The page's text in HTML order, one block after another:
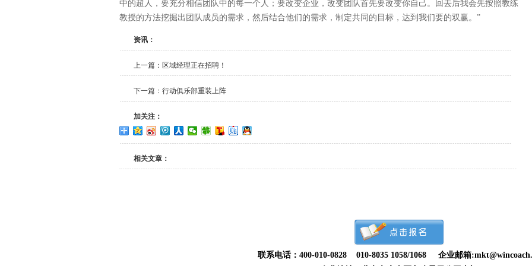
中的超人，要充分相信团队中的每一个人；要改变企业，改变团队首先要改变你自己。回去后我会先按照教练
教授的方法挖掘出团队成员的需求，然后结合他们的需求，制定共同的目标，达到我们要的双赢。”
资讯：
上一篇： 区域经理正在招聘！
下一篇： 行动俱乐部重装上阵
加关注：
相关文章：
联系电话：400-010-0828 010-8035 1058/1068 企业邮箱